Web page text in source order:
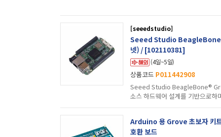
[seeedstudio]
Seeed Studio BeagleBone®
넷) / [102110381]
(4일~5일)
상품코드 P011442908
Seeed Studio BeagleBone®
소스 하드웨어 설계를 기반으로
Arduino 용 Grove 초보자 키
호환 보드